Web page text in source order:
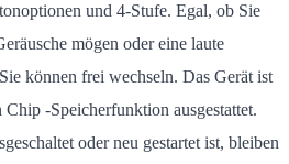
und 4-Stufe. Egal, ob Sie
mögen oder eine laute
können frei wechseln. Das Gerät ist
-Speicherfunktion ausgestattet.
oder neu gestartet ist, bleiben